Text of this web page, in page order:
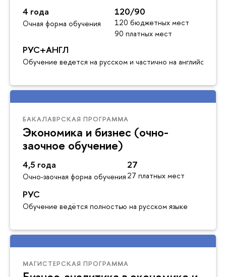
4 года
Очная форма обучения
120/90
120 бюджетных мест
90 платных мест
РУС+АНГЛ
Обучение ведется на русском и частично на английском
БАКАЛАВРСКАЯ ПРОГРАММА
Экономика и бизнес (очно-
заочное обучение)
4,5 года
Очно-заочная форма обучения
27
27 платных мест
РУС
Обучение ведётся полностью на русском языке
МАГИСТЕРСКАЯ ПРОГРАММА